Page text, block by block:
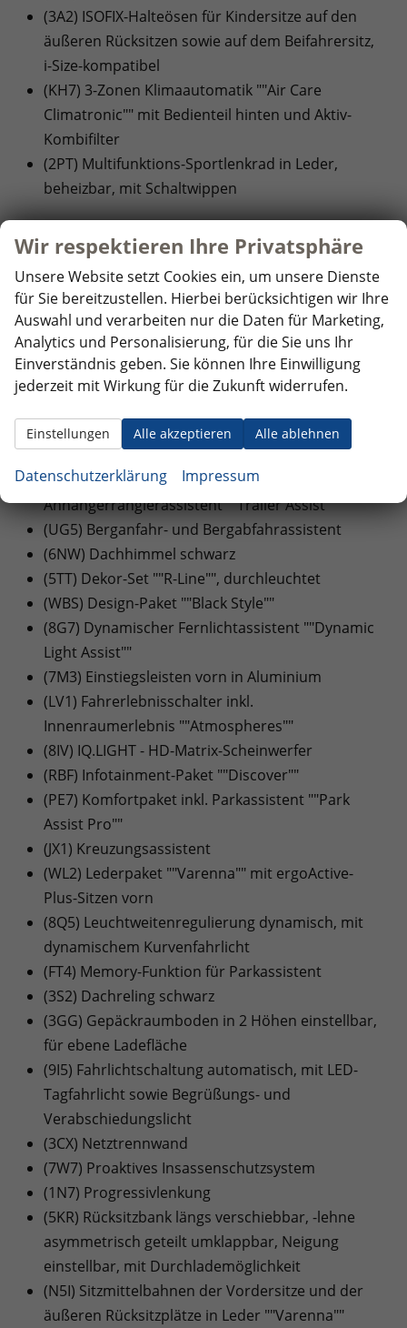
(3A2) ISOFIX-Halteösen für Kindersitze auf den
äußeren Rücksitzen sowie auf dem Beifahrersitz,
i-Size-kompatibel
(KH7) 3-Zonen Klimaautomatik ""Air Care
Climatronic"" mit Bedienteil hinten und Aktiv-
Kombifilter
(2PT) Multifunktions-Sportlenkrad in Leder,
beheizbar, mit Schaltwippen
EXTRAS:
(PLC) ""IQ.LIGHT"" - HD-Matrix-Scheinwerfer
(8VP) 3D-LED-Rückleuchten mit dynamischer
Blinkleuchte
(F15) 4 Leichtmetallräder ""York"" 8,5 J x 20 in
Schwarz, Volkswagen R
(4G3) Abbiegebremsfunktion und
(2I2) Adaptive Fahrwerksregelung DCC Pro inkl.
Fahrprofilauswahl
(PAB) Anhängevorrichtung inkl.
Anhängerrangierassistent ""Trailer Assist""
(UG5) Berganfahr- und Bergabfahrassistent
(6NW) Dachhimmel schwarz
(5TT) Dekor-Set ""R-Line"", durchleuchtet
(WBS) Design-Paket ""Black Style""
(8G7) Dynamischer Fernlichtassistent ""Dynamic
Light Assist""
(7M3) Einstiegsleisten vorn in Aluminium
(LV1) Fahrerlebnisschalter inkl.
Innenraumerlebnis ""Atmospheres""
(8IV) IQ.LIGHT - HD-Matrix-Scheinwerfer
(RBF) Infotainment-Paket ""Discover""
(PE7) Komfortpaket inkl. Parkassistent ""Park
Assist Pro""
(JX1) Kreuzungsassistent
(WL2) Lederpaket ""Varenna"" mit ergoActive-
Plus-Sitzen vorn
(8Q5) Leuchtweitenregulierung dynamisch, mit
dynamischem Kurvenfahrlicht
(FT4) Memory-Funktion für Parkassistent
(3S2) Dachreling schwarz
(3GG) Gepäckraumboden in 2 Höhen einstellbar,
für ebene Ladefläche
(9I5) Fahrlichtschaltung automatisch, mit LED-
Tagfahrlicht sowie Begrüßungs- und
Verabschiedungslicht
(3CX) Netztrennwand
(7W7) Proaktives Insassenschutzsystem
(1N7) Progressivlenkung
(5KR) Rücksitzbank längs verschiebbar, -lehne
asymmetrisch geteilt umklappbar, Neigung
einstellbar, mit Durchlademöglichkeit
(N5I) Sitzmittelbahnen der Vordersitze und der
äußeren Rücksitzplätze in Leder ""Varenna""
Wir respektieren Ihre Privatsphäre
Unsere Website setzt Cookies ein, um unsere Dienste
für Sie bereitzustellen. Hierbei berücksichtigen wir Ihre
Auswahl und verarbeiten nur die Daten für Marketing,
Analytics und Personalisierung, für die Sie uns Ihr
Einverständnis geben. Sie können Ihre Einwilligung
jederzeit mit Wirkung für die Zukunft widerrufen.
Alle akzeptieren Alle ablehnen
Einstellungen
Datenschutzerklärung Impressum